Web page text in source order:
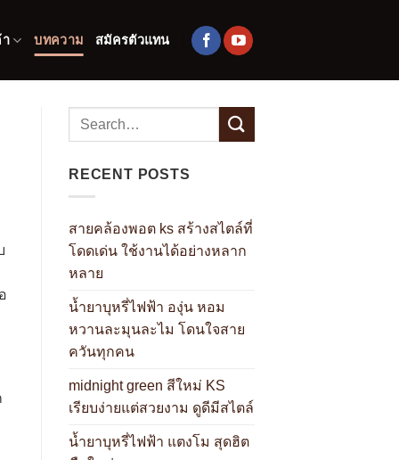
บทความ สมัครตัวแทน
RECENT POSTS
สายคล้องพอต ks สร้างสไตล์ที่
โดดเด่น ใช้งานได้อย่างหลาก
หลาย
น้ำยาบุหรี่ไฟฟ้า องุ่น หอม
หวานละมุนละไม โดนใจสาย
ควันทุกคน
midnight green สีใหม่ KS
เรียบง่ายแต่สวยงาม ดูดีมีสไตล์
น้ำยาบุหรี่ไฟฟ้า แตงโม สุดฮิต